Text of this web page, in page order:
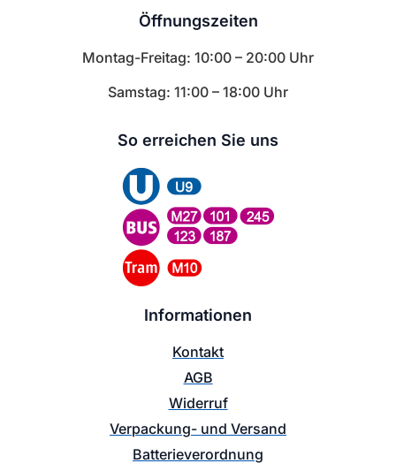
Öffnungszeiten
Montag-Freitag: 10:00 – 20:00 Uhr
Samstag: 11:00 – 18:00 Uhr
So erreichen Sie uns
Informationen
Kontakt
AGB
Widerruf
Verpackung- und Versand
Batterieverordnung